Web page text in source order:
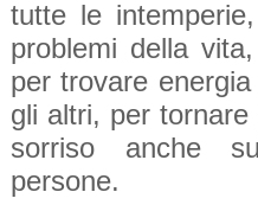
tutte le
problemi della
per trovare
gli altri, per
sorriso anche
persone.